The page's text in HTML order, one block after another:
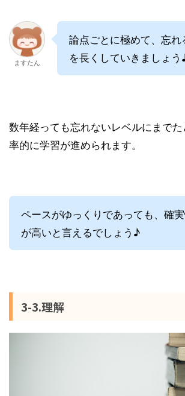
ますたん
論点ごとに極めて、忘れ
を長くしていきましょう
数年経っても忘れないレベルにまで
率的に学習が進められます。
ペースがゆっくりであっても、確
が高いと言えるでしょう♪
3-3.理解